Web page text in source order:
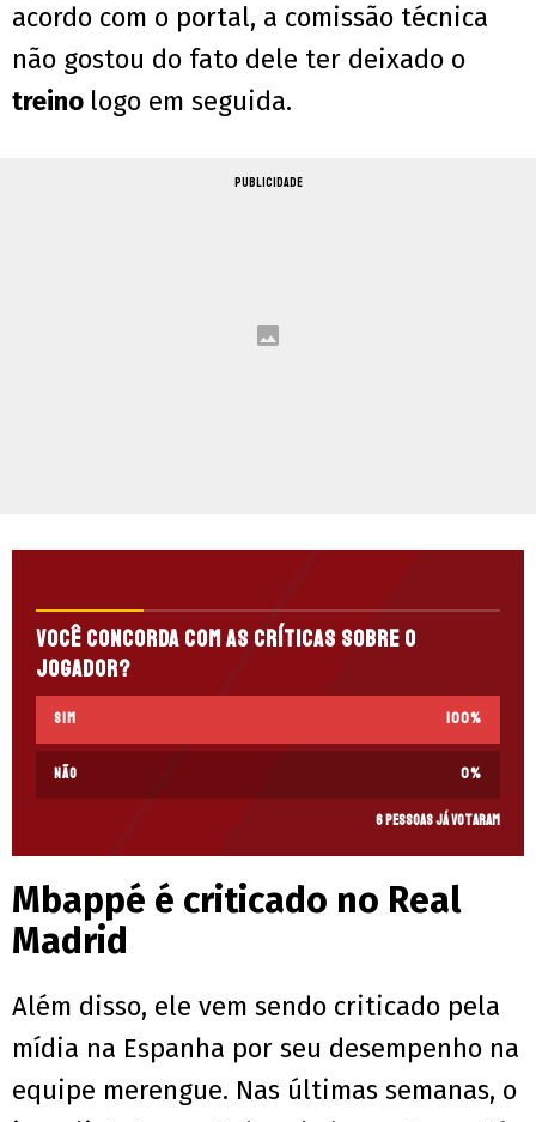
acordo com o portal, a comissão técnica
não gostou do fato dele ter deixado o
treino logo em seguida.
PUBLICIDADE
Você concorda com as críticas sobre o
jogador?
Sim 100%
Não 0%
6 pessoas já votaram
Mbappé é criticado no Real
Madrid
Além disso, ele vem sendo criticado pela
mídia na Espanha por seu desempenho na
equipe merengue. Nas últimas semanas, o